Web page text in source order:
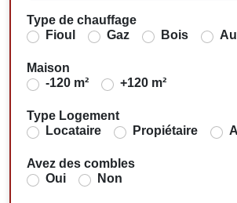
Type de chauffage
Fioul
Gaz Bois
Maison
-120 m²
+120 m²
Type Logement
Locataire
Propiétaire
Avez des combles
Oui
Non